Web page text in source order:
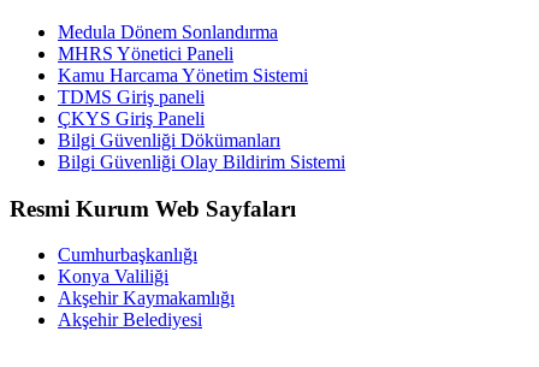
Medula Dönem Sonlandırma
MHRS Yönetici Paneli
Kamu Harcama Yönetim Sistemi
TDMS Giriş paneli
ÇKYS Giriş Paneli
Bilgi Güvenliği Dökümanları
Bilgi Güvenliği Olay Bildirim Sistemi
Resmi Kurum Web Sayfaları
Cumhurbaşkanlığı
Konya Valiliği
Akşehir Kaymakamlığı
Akşehir Belediyesi